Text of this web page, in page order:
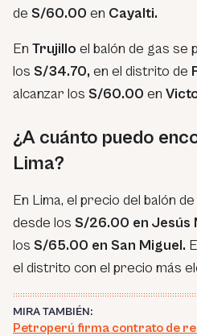
de S/60.00 en Cayalti.
En Trujillo el balón de gas se
los S/34.70, en el distrito de
alcanzar los S/60.00 en
¿A cuánto puedo
Lima?
En Lima, el precio del balón
desde los S/26.00 en Jesús
los S/65.00 en San Miguel.
el distrito con el precio más
MIRA TAMBIÉN:
Petroperú firma contrato de